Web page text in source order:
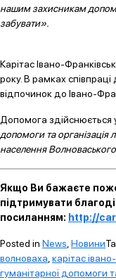
нашим захисникам
забувати».
Карітас Івано-
року. В рамках
відпочинок до Івано-
Допомога здійснюється
допомоги та організація
населення
Якщо Ви бажаєте
підтримувати
посиланням: http://
Posted in News Новини
волноваха карітас
гуманітарної допомоги